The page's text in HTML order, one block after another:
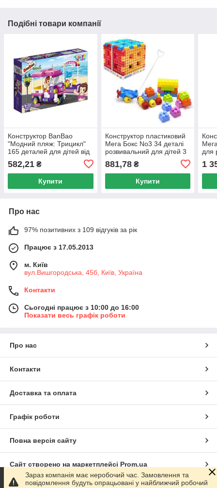
Подібні товари компанії
Конструктор BanBao
"Модний пляж: Трицикл"
165 деталей для дітей від
іграшковий набір
582,21 ₴
Купити
Конструктор пластиковий
Мега Бокс No3 34 деталі
розвивальний для дітей 3
881,78₴
Купити
для
1
Про нас
97% позитивних з 109 відгуків за рік
Працює з 17.05.2013
м. Київ
вул.Вишгородська, 45б, Київ, Україна
Контакти
Сьогодні працює з 10:00 до 16:00
Показати весь графік роботи
Про нас
Контакти
Доставка та оплата
Графік роботи
Повна версія сайту
Сайт створено на маркетплейсі Prom.ua
Зараз компанія має неробочий час. Замовлення та
повідомлення будуть опрацьовані у найближчий робочий